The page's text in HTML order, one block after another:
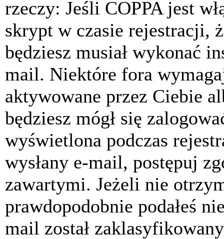
rzeczy: Jeśli COPPA jest
skrypt w czasie rejestracji,
będziesz musiał wykonać
mail. Niektóre fora
aktywowane przez Ciebie
będziesz mógł się
wyświetlona podczas
wysłany e-mail, postępuj
zawartymi. Jeżeli nie
prawdopodobnie podałeś
mail został